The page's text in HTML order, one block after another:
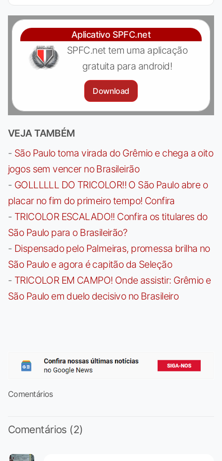
Aplicativo SPFC.net
SPFC.net tem uma aplicação
gratuita para android!
Download
VEJA TAMBÉM
- São Paulo toma virada do Grêmio e chega a oito
jogos sem vencer no Brasileirão
- GOLLLLLL DO TRICOLOR!! O São Paulo abre o
placar no fim do primeiro tempo! Confira
- TRICOLOR ESCALADO!! Confira os titulares do
São Paulo para o Brasileirão?
- Dispensado pelo Palmeiras, promessa brilha no
São Paulo e agora é capitão da Seleção
- TRICOLOR EM CAMPO! Onde assistir: Grêmio e
São Paulo em duelo decisivo no Brasileiro
Comentários
Comentários (2)